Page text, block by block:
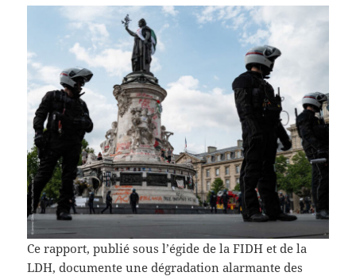
Ce rapport, publié sous l’égide de la FIDH et de la
LDH, documente une dégradation alarmante des